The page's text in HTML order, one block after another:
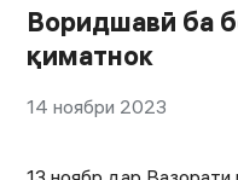
Воридшавӣ ба
қиматнок
14 ноябри 2023